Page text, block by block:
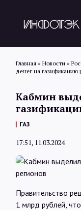
Главная » Новости »
денег на газификацию
Кабмин
ГАЗ
17:51, 11.03.2024
Правительство
1 млрд рублей,